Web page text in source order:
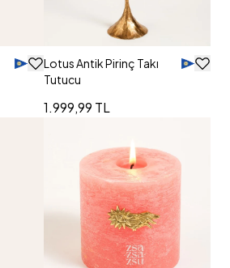
Lotus Antik Pirinç Takı
Tutucu
1.999,99 TL